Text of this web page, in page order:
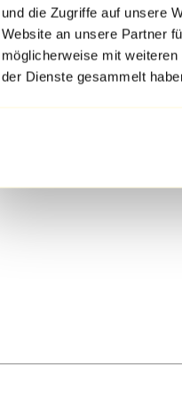
und die Zugriffe auf unsere
Website an unsere Partner
möglicherweise mit
der Dienste gesammelt